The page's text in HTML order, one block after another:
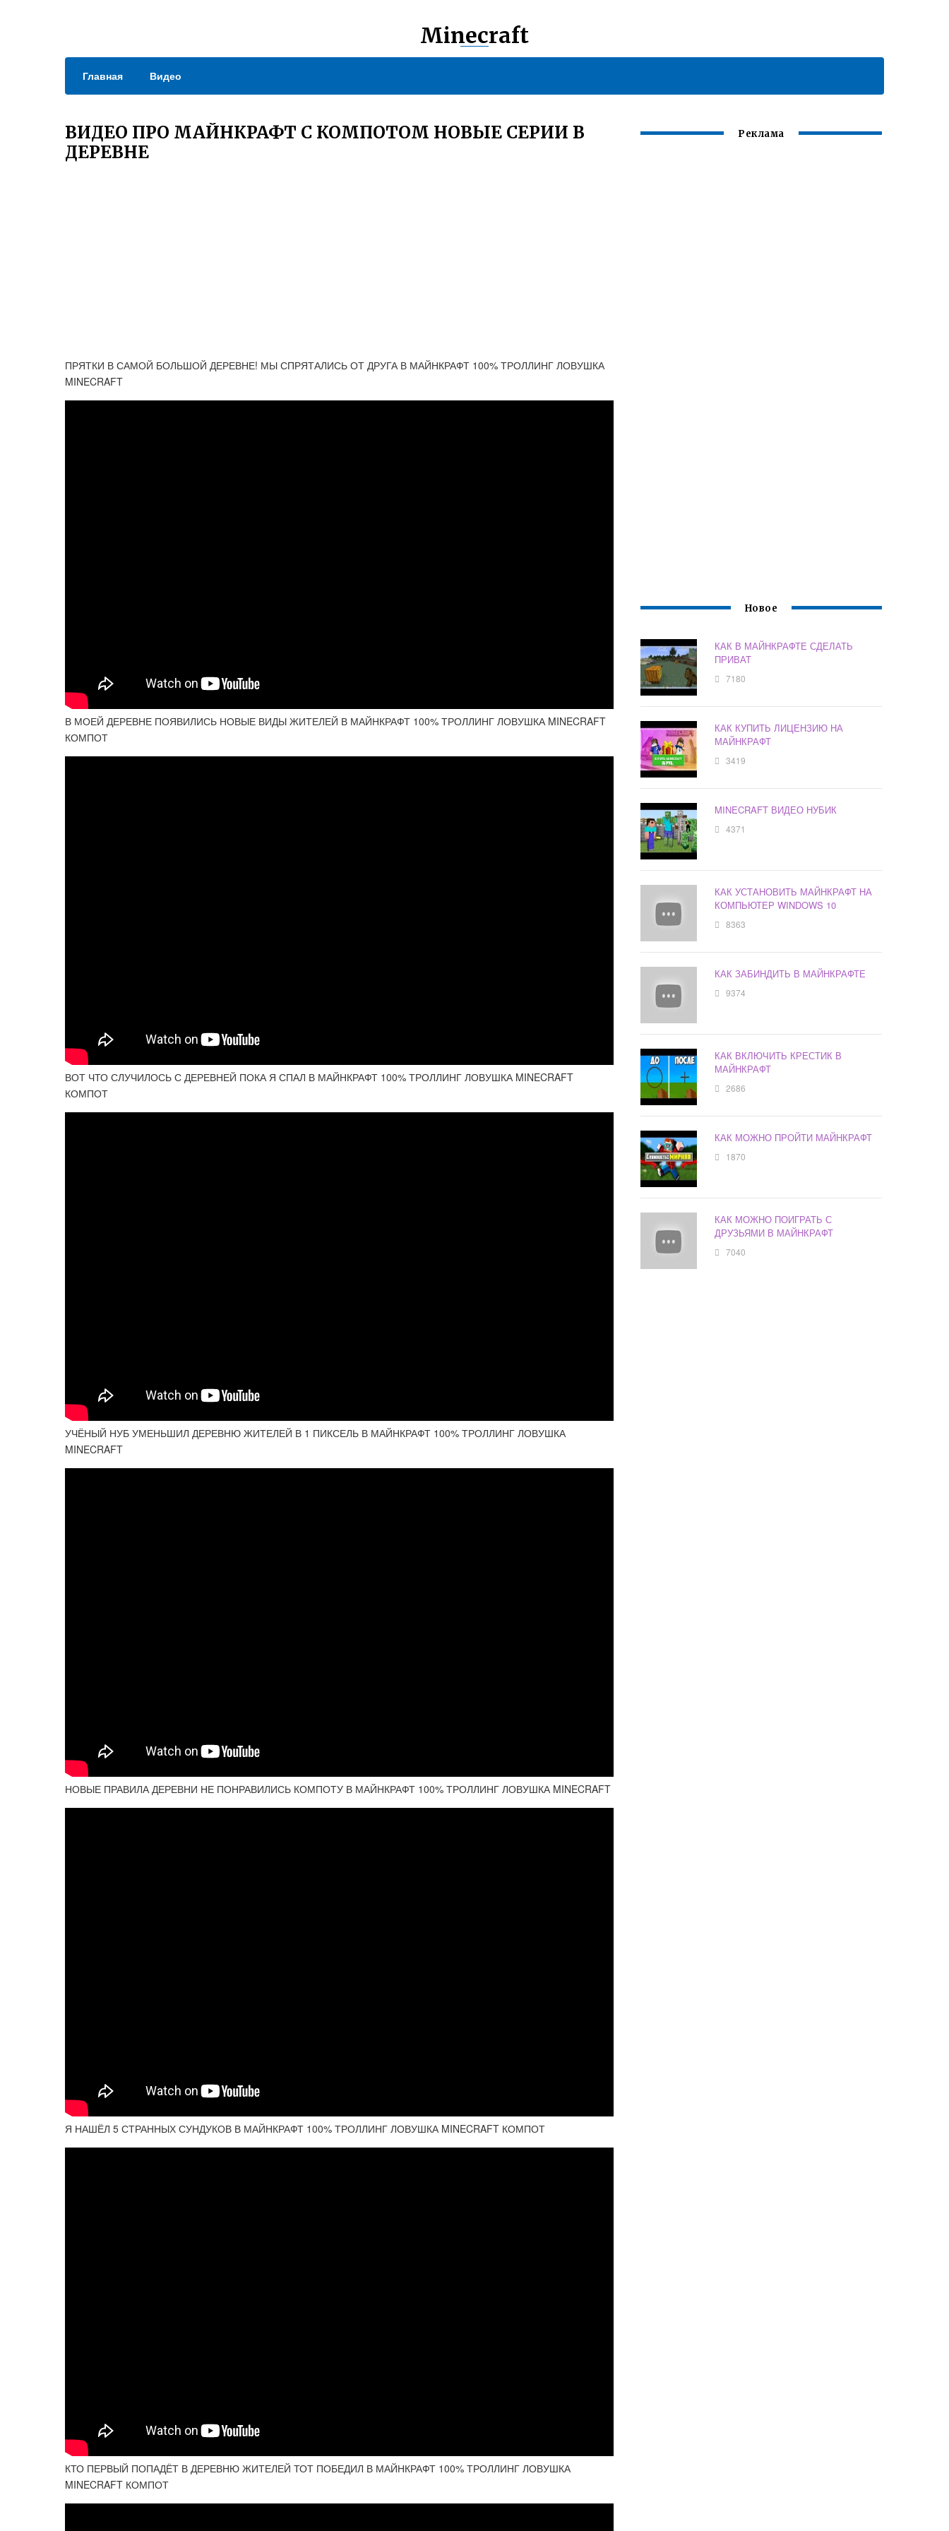
Minecraft
Главная Видео
ВИДЕО ПРО МАЙНКРАФТ С КОМПОТОМ НОВЫЕ СЕРИИ В
ДЕРЕВНЕ
ПРЯТКИ В САМОЙ БОЛЬШОЙ ДЕРЕВНЕ! МЫ СПРЯТАЛИСЬ ОТ ДРУГА В МАЙНКРАФТ 100% ТРОЛЛИНГ ЛОВУШКА
MINECRAFT
В МОЕЙ ДЕРЕВНЕ ПОЯВИЛИСЬ НОВЫЕ ВИДЫ ЖИТЕЛЕЙ В МАЙНКРАФТ 100% ТРОЛЛИНГ ЛОВУШКА MINECRAFT
КОМПОТ
ВОТ ЧТО СЛУЧИЛОСЬ С ДЕРЕВНЕЙ ПОКА Я СПАЛ В МАЙНКРАФТ 100% ТРОЛЛИНГ ЛОВУШКА MINECRAFT
КОМПОТ
УЧЁНЫЙ НУБ УМЕНЬШИЛ ДЕРЕВНЮ ЖИТЕЛЕЙ В 1 ПИКСЕЛЬ В МАЙНКРАФТ 100% ТРОЛЛИНГ ЛОВУШКА
MINECRAFT
НОВЫЕ ПРАВИЛА ДЕРЕВНИ НЕ ПОНРАВИЛИСЬ КОМПОТУ В МАЙНКРАФТ 100% ТРОЛЛИНГ ЛОВУШКА MINECRAFT
Я НАШЁЛ 5 СТРАННЫХ СУНДУКОВ В МАЙНКРАФТ 100% ТРОЛЛИНГ ЛОВУШКА MINECRAFT КОМПОТ
КТО ПЕРВЫЙ ПОПАДЁТ В ДЕРЕВНЮ ЖИТЕЛЕЙ ТОТ ПОБЕДИЛ В МАЙНКРАФТ 100% ТРОЛЛИНГ ЛОВУШКА
MINECRAFT КОМПОТ
Реклама
Новое
КАК В МАЙНКРАФТЕ СДЕЛАТЬ
ПРИВАТ
7180
КАК КУПИТЬ ЛИЦЕНЗИЮ НА
МАЙНКРАФТ
3419
MINECRAFT ВИДЕО НУБИК
4371
КАК УСТАНОВИТЬ МАЙНКРАФТ НА
КОМПЬЮТЕР WINDOWS 10
8363
КАК ЗАБИНДИТЬ В МАЙНКРАФТЕ
9374
КАК ВКЛЮЧИТЬ КРЕСТИК В
МАЙНКРАФТ
2686
КАК МОЖНО ПРОЙТИ МАЙНКРАФТ
1870
КАК МОЖНО ПОИГРАТЬ С
ДРУЗЬЯМИ В МАЙНКРАФТ
7040